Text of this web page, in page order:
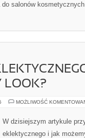
salonów
LOOK?
MOŻLIWOŚĆ
W dzisiejszym artykule
eklektycznego i jak